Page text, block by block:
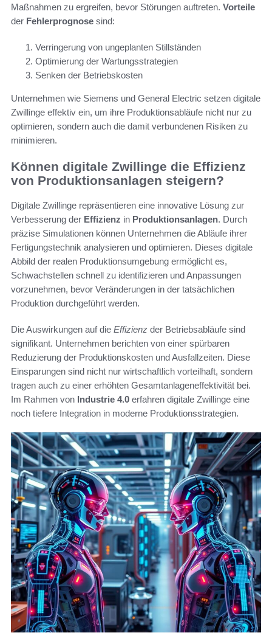
Maßnahmen zu ergreifen, bevor Störungen auftreten. Vorteile
der Fehlerprognose sind:
Verringerung von ungeplanten Stillständen
Optimierung der Wartungsstrategien
Senken der Betriebskosten
Unternehmen wie Siemens und General Electric setzen digitale
Zwillinge effektiv ein, um ihre Produktionsabläufe nicht nur zu
optimieren, sondern auch die damit verbundenen Risiken zu
minimieren.
Können digitale Zwillinge die Effizienz
von Produktionsanlagen steigern?
Digitale Zwillinge repräsentieren eine innovative Lösung zur
Verbesserung der Effizienz in Produktionsanlagen. Durch
präzise Simulationen können Unternehmen die Abläufe ihrer
Fertigungstechnik analysieren und optimieren. Dieses digitale
Abbild der realen Produktionsumgebung ermöglicht es,
Schwachstellen schnell zu identifizieren und Anpassungen
vorzunehmen, bevor Veränderungen in der tatsächlichen
Produktion durchgeführt werden.
Die Auswirkungen auf die Effizienz der Betriebsabläufe sind
signifikant. Unternehmen berichten von einer spürbaren
Reduzierung der Produktionskosten und Ausfallzeiten. Diese
Einsparungen sind nicht nur wirtschaftlich vorteilhaft, sondern
tragen auch zu einer erhöhten Gesamtanlageneffektivität bei.
Im Rahmen von Industrie 4.0 erfahren digitale Zwillinge eine
noch tiefere Integration in moderne Produktionsstrategien.